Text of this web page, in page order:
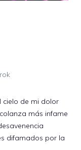
cielo de mi dolor
más infame
difamados por la